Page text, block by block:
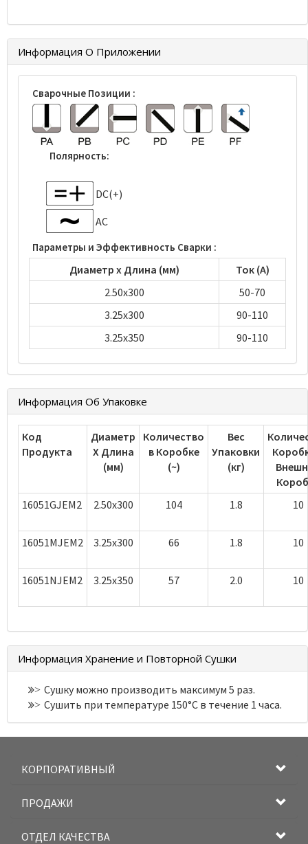
Информация О Приложении
Сварочные Позиции :
Полярность:
DC(+)
AC
Параметры и Эффективность Сварки :
Диаметр х Длина (мм)
Ток (А)
2.50x300
50-70
3.25x300
90-110
3.25x350
90-110
Информация Об Упаковке
Код
Продукта
Диаметр
Х Длина
(мм)
Количество
в Коробке
(~)
Вес
Упаковки
(кг)
16051GJEM2
2.50x300 104 1.8 10
16051MJEM2 3.25x300 66 1.8 10
16051NJEM2 3.25x350 57 2.0 10
Информация Хранение и Повторной Сушки
> Сушку можно производить максимум 5 раз.
> Сушить при температуре 150°С в течение 1 часа.
КОРПОРАТИВНЫЙ
ПРОДАЖИ
ОТДЕЛ КАЧЕСТВА